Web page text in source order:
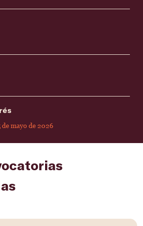
de mayo de 2026